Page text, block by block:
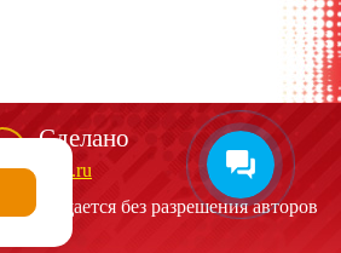
Сделано
biga.ru
запрещается без разрешения авторов